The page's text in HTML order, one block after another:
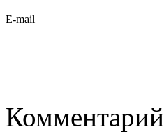
E-mail
Комментарий